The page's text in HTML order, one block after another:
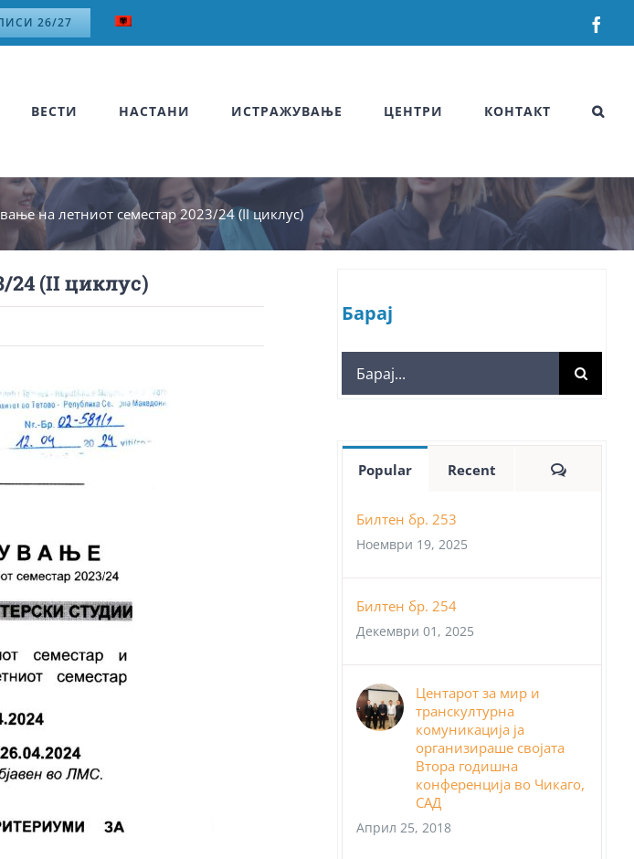
26/27
ВЕСТИ НАСТАНИ ИСТРАЖУВАЊЕ ЦЕНТРИ КОНТАКТ
на летниот семестар 2023/24 (II циклус)
24 (II циклус)
Барај
Search
for:
Popular Recent
Билтен бр. 253
Ноември 19, 2025
Билтен бр. 254
Декември 01, 2025
Центарот за мир и
транскултурна
комуникација ја
организираше својата
Втора годишна
конференција во Чикаго,
САД
Април 25, 2018